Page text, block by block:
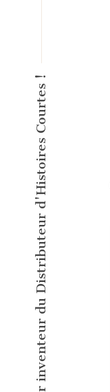
L'éditeur inventeur du Distributeur d'Histoires Courtes !